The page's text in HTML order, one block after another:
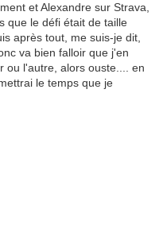
et Alexandre sur Strava,
que le défi était de taille
après tout, me suis-je dit,
va bien falloir que j'en
ou l'autre, alors ouste.... en
le temps que je